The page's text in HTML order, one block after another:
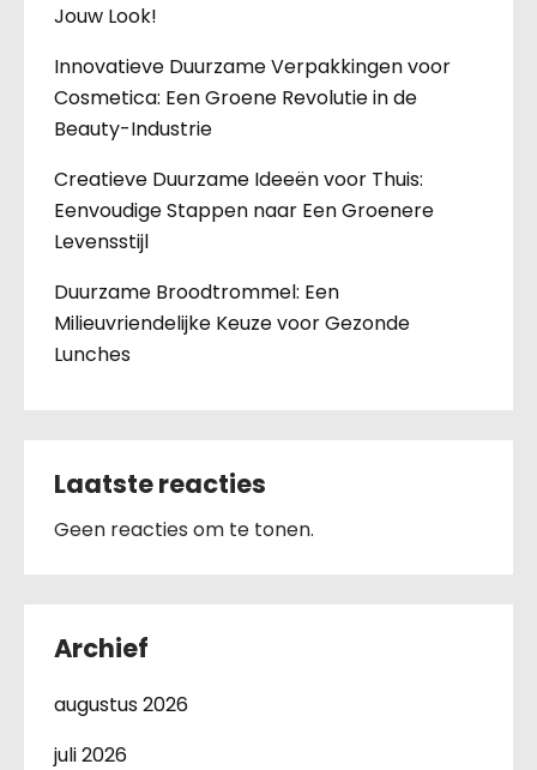
Jouw Look!
Innovatieve Duurzame Verpakkingen voor
Cosmetica: Een Groene Revolutie in de
Beauty-Industrie
Creatieve Duurzame Ideeën voor Thuis:
Eenvoudige Stappen naar Een Groenere
Levensstijl
Duurzame Broodtrommel: Een
Milieuvriendelijke Keuze voor Gezonde
Lunches
Laatste reacties
Geen reacties om te tonen.
Archief
augustus 2026
juli 2026